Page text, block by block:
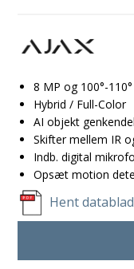
8 MP og 100°-
Hybrid / Full-Color
AI objekt
Skifter mellem IR
Indb. digital
Opsæt motion
Hent datablad